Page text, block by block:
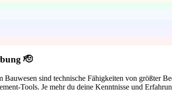
🫡
Bauwesen sind technische Fähigkeiten von größter
Tools. Je mehr du deine Kenntnisse und